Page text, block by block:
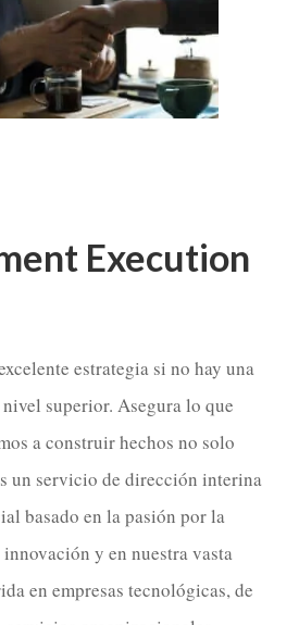
Execution
estrategia si no hay una
superior. Asegura lo que
a construir hechos no solo
un servicio de dirección interina
basado en la pasión por la
y en nuestra vasta
en empresas tecnológicas, de